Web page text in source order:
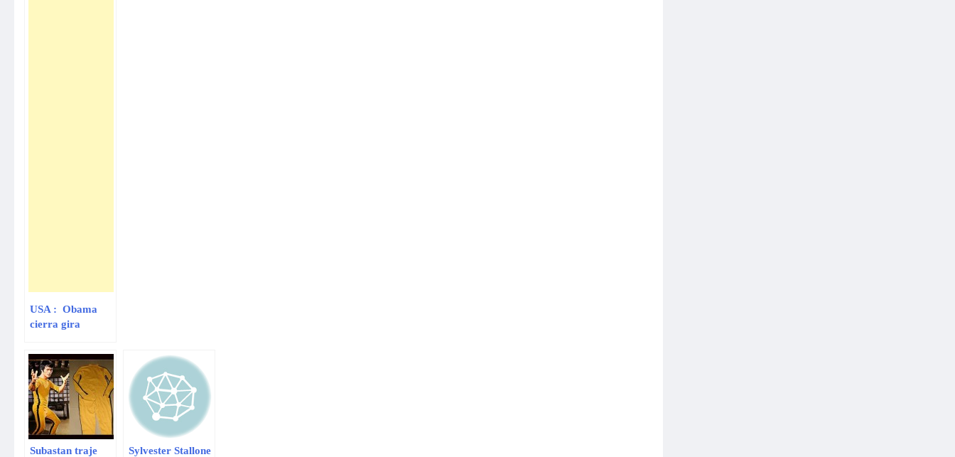
USA : Obama
cierra gira
asistiendo a un
foro empresarial
Subastan traje Sylvester Stallone